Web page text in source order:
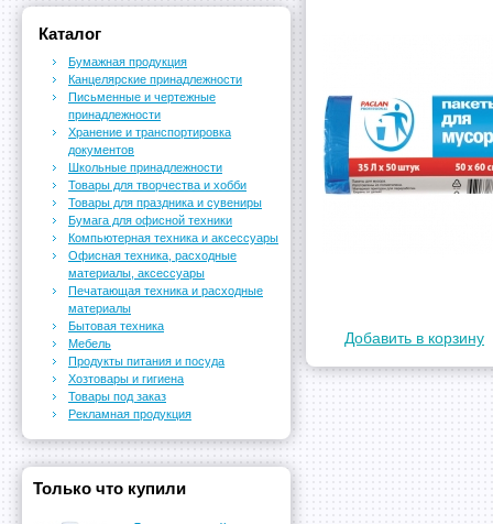
Добавить в корзину
Каталог
Бумажная продукция
Канцелярские принадлежности
Письменные и чертежные
принадлежности
Хранение и транспортировка
документов
Школьные принадлежности
Товары для творчества и хобби
Товары для праздника и сувениры
Бумага для офисной техники
Компьютерная техника и аксессуары
Офисная техника, расходные
материалы, аксессуары
Печатающая техника и расходные
материалы
Бытовая техника
Мебель
Продукты питания и посуда
Хозтовары и гигиена
Товары под заказ
Рекламная продукция
Только что купили